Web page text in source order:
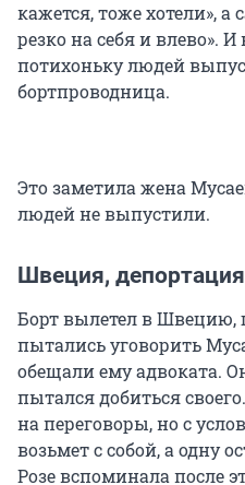
кажется, тоже хотели»,
резко на себя и влево».
потихоньку людей
бортпроводница.
Это заметила жена
людей не выпустили.
Швеция,
Борт вылетел в Швецию,
пытались уговорить
обещали ему адвоката.
пытался добиться
на переговоры, но с
возьмет с собой, а одну
Розе вспоминала после